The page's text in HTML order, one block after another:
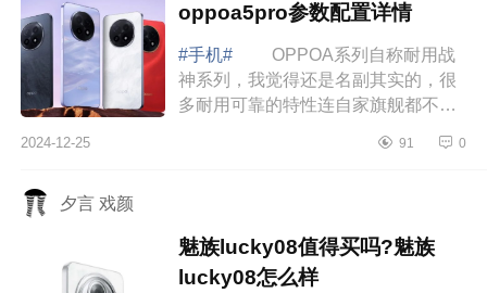
oppoa5pro参数配置详情
#手机#
OPPOA系列自称耐用战
神系列，我觉得还是名副其实的，很
多耐用可靠的特性连自家旗舰都不一
大家介绍下OPPOA5Pro值得入手吗?
2024-12-25 91 0
夕言 戏颜
魅族lucky08值得买吗?魅族
lucky08怎么样